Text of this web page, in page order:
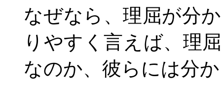
なぜなら、理屈が分
りやすく言えば、理
なのか、彼らには分